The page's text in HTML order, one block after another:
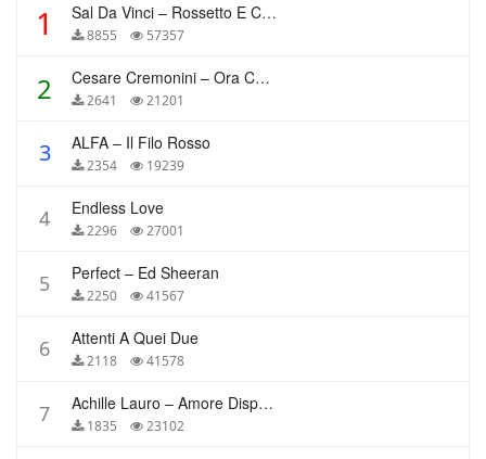
1 Sal Da Vinci – Rossetto E Caffè
8855 57357
2 Cesare Cremonini – Ora Che Non Ho Più Te
2641 21201
3 ALFA – Il Filo Rosso
2354 19239
4 Endless Love
2296 27001
5 Perfect – Ed Sheeran
2250 41567
6 Attenti A Quei Due
2118 41578
7 Achille Lauro – Amore Disperato
1835 23102